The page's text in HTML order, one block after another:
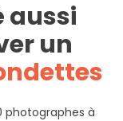
aussi
un
photographes à